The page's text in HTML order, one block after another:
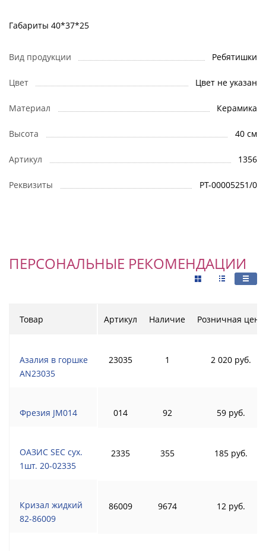
Габариты 40*37*25
Вид продукции Ребятишки
Цвет Цвет не указан
Материал Керамика
Высота 40 см
Артикул 1356
Реквизиты РТ-00005251/0
ПЕРСОНАЛЬНЫЕ РЕКОМЕНДАЦИИ
Товар
Азалия в горшке
AN23035
Фрезия JM014
ОАЗИС SEC сух.
1шт. 20-02335
Кризал жидкий
82-86009
Артикул Наличие Розничная цена
23035 1 2 020 руб.
014 92 59 руб.
2335 355 185 руб.
86009 9674 12 руб.